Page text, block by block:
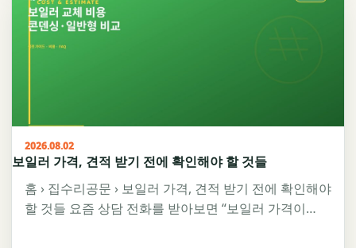
2026.08.02
보일러 가격, 견적 받기 전에 확인해야 할 것들
홈 › 집수리공문 › 보일러 가격, 견적 받기 전에 확인해야
할 것들 요즘 상담 전화를 받아보면 “보일러 가격이…